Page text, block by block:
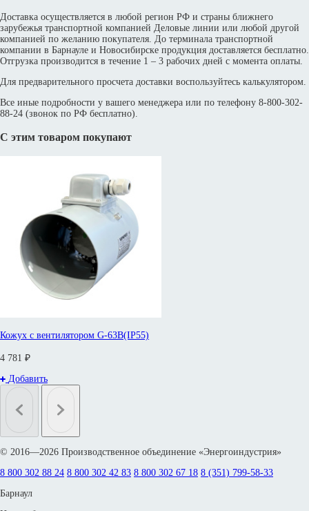
Доставка осуществляется в любой регион РФ и страны ближнего
зарубежья транспортной компанией Деловые линии или любой другой
компанией по желанию покупателя. До терминала транспортной
компании в Барнауле и Новосибирске продукция доставляется бесплатно.
Отгрузка производится в течение 1 – 3 рабочих дней с момента оплаты.
Для предварительного просчета доставки воспользуйтесь калькулятором.
Все иные подробности у вашего менеджера или по телефону 8-800-302-
88-24 (звонок по РФ бесплатно).
С этим товаром покупают
Кожух с вентилятором G-63B(IP55)
4 781 ₽
Добавить
© 2016—2026 Производственное объединение «Энергоиндустрия»
8 800 302 88 24 8 800 302 42 83 8 800 302 67 18 8 (351) 799-58-33
Барнаул